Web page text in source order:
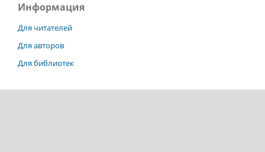
Информация
Для читателей
Для авторов
Для библиотек